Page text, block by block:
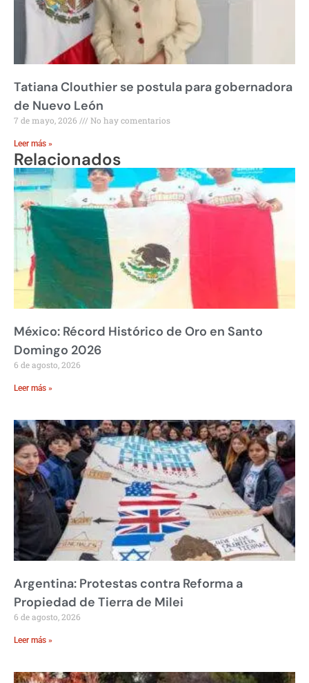
Tatiana Clouthier se postula para gobernadora
de Nuevo León
7 de mayo, 2026 No hay comentarios
Leer más »
Relacionados
México: Récord Histórico de Oro en Santo
Domingo 2026
6 de agosto, 2026
Leer más »
Argentina: Protestas contra Reforma a
Propiedad de Tierra de Milei
6 de agosto, 2026
Leer más »